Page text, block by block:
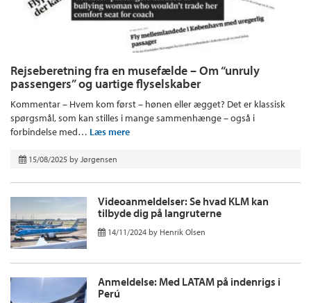
Rejseberetning fra en musefælde – Om “unruly
passengers” og uartige flyselskaber
Kommentar – Hvem kom først – hønen eller ægget? Det er klassisk
spørgsmål, som kan stilles i mange sammenhænge – også i
forbindelse med… Læs mere
15/08/2025 by Jørgensen
Videoanmeldelser: Se hvad KLM kan
tilbyde dig på langruterne
14/11/2024 by Henrik Olsen
Anmeldelse: Med LATAM på indenrigs i
Perú